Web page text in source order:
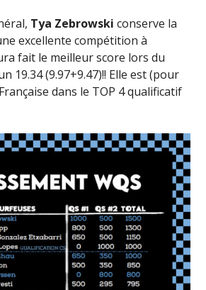
Tya Zebrowski conserve la
excellente compétition à
fait le meilleur score lors du
19.34 (9.97+9.47)!! Elle est (pour
dans le TOP 4 qualificatif